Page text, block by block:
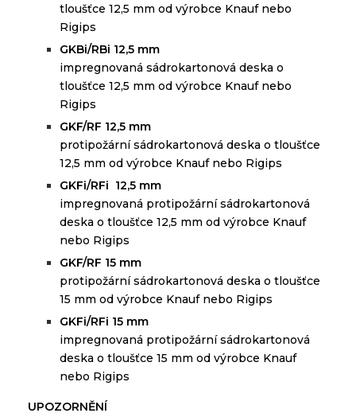
tloušťce 12,5 mm od výrobce Knauf nebo
Rigips
GKBi/RBi 12,5 mm
impregnovaná sádrokartonová deska o
tloušťce 12,5 mm od výrobce Knauf nebo
Rigips
GKF/RF 12,5 mm
protipožární sádrokartonová deska o tloušťce
12,5 mm od výrobce Knauf nebo Rigips
GKFi/RFi 12,5 mm
impregnovaná protipožární sádrokartonová
deska o tloušťce 12,5 mm od výrobce Knauf
nebo Rigips
GKF/RF 15 mm
protipožární sádrokartonová deska o tloušťce
15 mm od výrobce Knauf nebo Rigips
GKFi/RFi 15 mm
impregnovaná protipožární sádrokartonová
deska o tloušťce 15 mm od výrobce Knauf
nebo Rigips
UPOZORNĚNÍ